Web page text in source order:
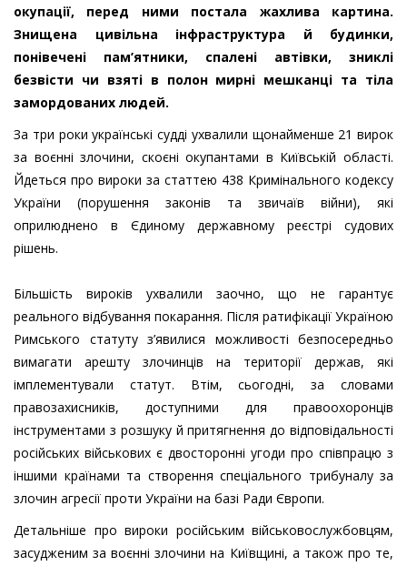
окупації, перед ними постала жахлива картина.
Знищена цивільна інфраструктура й будинки,
понівечені пам’ятники, спалені автівки, зниклі
безвісти чи взяті в полон мирні мешканці та тіла
замордованих людей.
За три роки українські судді ухвалили щонайменше 21 вирок
за воєнні злочини, скоєні окупантами в Київській області.
Йдеться про вироки за статтею 438 Кримінального кодексу
України (порушення законів та звичаїв війни), які
оприлюднено в Єдиному державному реєстрі судових
рішень.
Більшість вироків ухвалили заочно, що не гарантує
реального відбування покарання. Після ратифікації Україною
Римського статуту з’явилися можливості безпосередньо
вимагати арешту злочинців на території держав, які
імплементували статут. Втім, сьогодні, за словами
правозахисників, доступними для правоохоронців
інструментами з розшуку й притягнення до відповідальності
російських військових є двосторонні угоди про співпрацю з
іншими країнами та створення спеціального трибуналу за
злочин агресії проти України на базі Ради Європи.
Детальніше про вироки російським військовослужбовцям,
засудженим за воєнні злочини на Київщині, а також про те,